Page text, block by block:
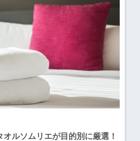
オルソムリエが目的別に厳選！